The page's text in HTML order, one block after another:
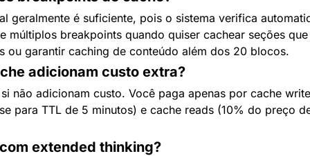
geralmente é suficiente, pois o sistema verifica
múltiplos breakpoints quando quiser cachear seções
ou garantir caching de conteúdo além dos 20 blocos.
adicionam custo extra?
não adicionam custo. Você paga apenas por cache
para TTL de 5 minutos) e cache reads (10% do preço
extended thinking?